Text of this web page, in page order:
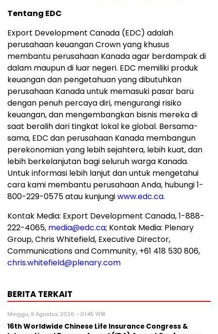
Tentang EDC
Export Development Canada (EDC) adalah
perusahaan keuangan Crown yang khusus
membantu perusahaan Kanada agar berdampak di
dalam maupun di luar negeri. EDC memiliki produk
keuangan dan pengetahuan yang dibutuhkan
perusahaan Kanada untuk memasuki pasar baru
dengan penuh percaya diri, mengurangi risiko
keuangan, dan mengembangkan bisnis mereka di
saat beralih dari tingkat lokal ke global. Bersama-
sama, EDC dan perusahaan Kanada membangun
perekonomian yang lebih sejahtera, lebih kuat, dan
lebih berkelanjutan bagi seluruh warga Kanada.
Untuk informasi lebih lanjut dan untuk mengetahui
cara kami membantu perusahaan Anda, hubungi 1-
800-229-0575 atau kunjungiwww.edc.ca.
Kontak Media: Export Development Canada, 1-888-
222-4065, media@edc.ca; Kontak Media: Plenary
Group, Chris Whitefield, Executive Director,
Communications and Community, +61 418 530 806,
chris.whitefield@plenary.com
BERITA TERKAIT
Minggu, 9 Agustus 2026 - 01:45 WIB
16th Worldwide Chinese Life Insurance Congress &